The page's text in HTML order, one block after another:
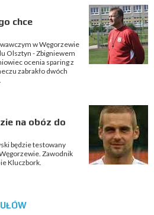
chce
w Węgorzewie
Olsztyn - Zbigniewem
ocenia sparing z
zabrakło dwóch
na obóz do
będzie testowany
Zawodnik
Kluczbork.